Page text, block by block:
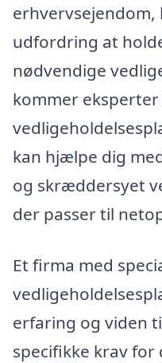
udfordring at
nødvendige
kommer
kan hjælpe dig
og skræddersyet
der passer til
Et firma med
erfaring og viden
specifikke krav for